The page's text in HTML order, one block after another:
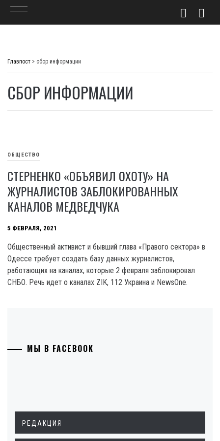
Главпост > сбор информации
СБОР ИНФОРМАЦИИ
ОБЩЕСТВО
СТЕРНЕНКО «ОБЪЯВИЛ ОХОТУ» НА
ЖУРНАЛИСТОВ ЗАБЛОКИРОВАННЫХ
КАНАЛОВ МЕДВЕДЧУКА
5 ФЕВРАЛЯ, 2021
Общественный активист и бывший глава «Правого сектора» в
Одессе требует создать базу данных журналистов,
работающих на каналах, которые 2 февраля заблокировал
СНБО. Речь идет о каналах ZIK, 112 Украина и NewsOne.
МЫ В FACEBOOK
РЕДАКЦИЯ